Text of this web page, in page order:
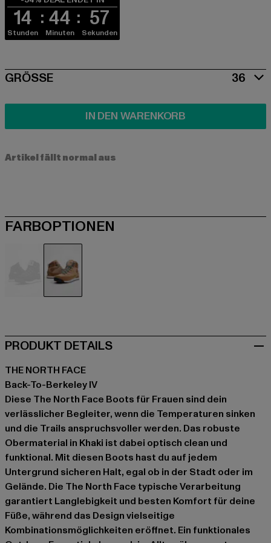
14
Stunden
44
Minuten
57
Sekunden
SIZE
GRÖSSE 36
IN DEN WARENKORB
Artikel fällt normal aus
FARBOPTIONEN
PRODUKT DETAILS
THE NORTH FACE
Back-To-Berkeley IV
Diese The North Face Boots für Frauen sind dein
verlässlicher Begleiter, wenn die Temperaturen sinken
und die Trails anspruchsvoller werden. Das robuste
Obermaterial in Khaki ist dabei optisch clean und
funktional. Mit diesen Boots hast du auf jedem
Untergrund sicheren Halt, egal ob in der Stadt oder im
Gelände. Die The North Face typische Verarbeitung
garantiert Langlebigkeit und besten Komfort für deine
Füße, während das Design vielseitige
Kombinationsmöglichkeiten eröffnet. Ein funktionales